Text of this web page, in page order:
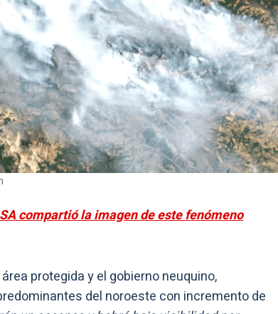
compartió la imagen de este fenómeno
protegida y el gobierno neuquino,
del noroeste con incremento de